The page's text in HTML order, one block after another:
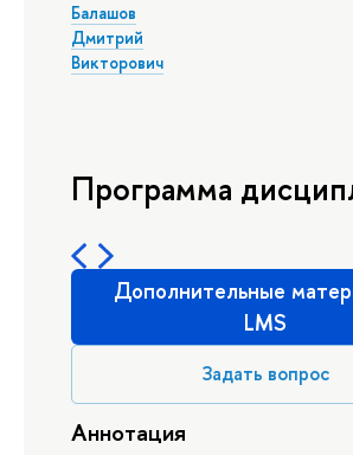
Балашов
Дмитрий
Викторович
Программа
Дополнительные
LMS
Задать вопрос
Аннотация